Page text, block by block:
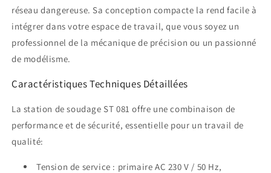
réseau dangereuse. Sa conception compacte la rend facile à
intégrer dans votre espace de travail, que vous soyez un
professionnel de la mécanique de précision ou un passionné
de modélisme.
Caractéristiques Techniques Détaillées
La station de soudage ST 081 offre une combinaison de
performance et de sécurité, essentielle pour un travail de
qualité:
Tension de service : primaire AC 230 V / 50 Hz,